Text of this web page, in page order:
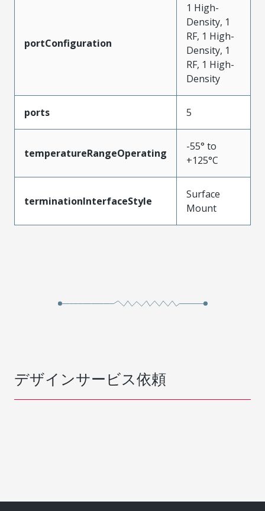
portConfiguration
1 High-
Density, 1
RF, 1 High-
Density, 1
RF, 1 High-
Density
ports 5
temperatureRangeOperating
-55° to
+125°C
terminationInterfaceStyle
Surface
Mount
デザインサービス依頼